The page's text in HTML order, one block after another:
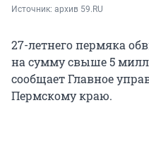
Источник: архив 59.RU
27-летнего пермяка
на сумму свыше 5
сообщает Главное
Пермскому краю.